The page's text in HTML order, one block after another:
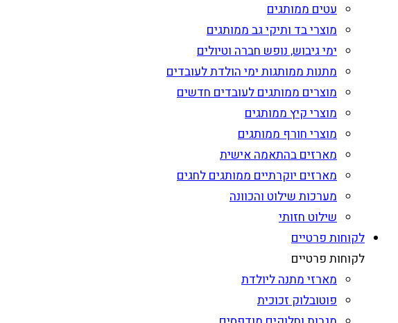
עטים ממותגים
מוצרי בד ותיקי גב ממותגים
ימי גיבוש, נופש חברה וטיולים
מתנות ממותגות ימי הולדת לעובדים
מוצרים ממותגים לעובדים חדשים
מוצרי קיץ ממותגים
מוצרי חורף ממותגים
מארזים בהתאמה אישית
מארזים יוקרתיים ממותגים לחגים
מערכות שילוט והכוונה
שילוט חזותי
לקוחות פרטיים
לקוחות פרטיים
מארזי מתנה ליולדת
פוטובלוק זכוכית